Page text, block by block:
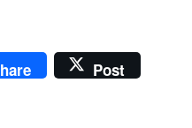
Post